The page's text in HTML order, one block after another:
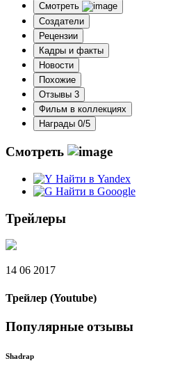
Смотреть
Создатели
Рецензии
Кадры и факты
Новости
Похожие
Отзывы 3
Фильм в коллекциях
Награды 0/5
Смотреть
Найти в Yandex
Найти в Gooogle
Трейлеры
14 06 2017
Трейлер (Youtube)
Популярные отзывы
Shadrap